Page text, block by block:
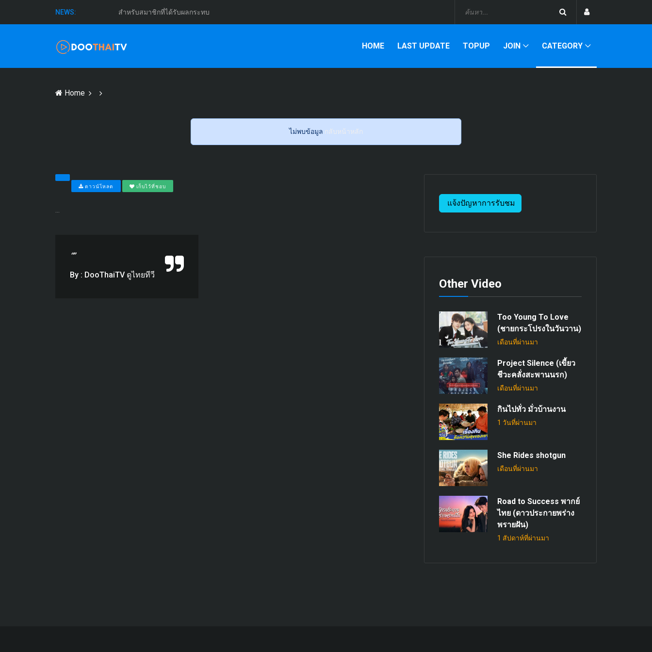
NEWS: สำหรับสมาชิกที่ได้รับผลกระทบ
HOME LAST UPDATE TOPUP JOIN CATEGORY
Home
ไม่พบข้อมูล กลับหน้าหลัก
ดาวน์โหลด เก็บไว้ที่ชอบ
“”
By : DooThaiTV ดูไทยทีวี
แจ้งปัญหาการรับชม
Other Video
Too Young To Love
(ชายกระโปรงในวันวาน)
เดือนที่ผ่านมา
Project Silence (เขี้ยว
ชีวะคลั่งสะพานนรก)
เดือนที่ผ่านมา
กินไปทั่ว มั่วบ้านงาน
1 วันที่ผ่านมา
She Rides shotgun
เดือนที่ผ่านมา
Road to Success พากย์
ไทย (ดาวประกายพร่าง
พรายฝัน)
1 สัปดาห์ที่ผ่านมา